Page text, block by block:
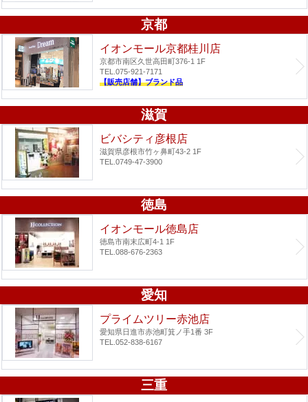
京都
イオンモール京都桂川店
京都市南区久世高田町376-1 1F
TEL.075-921-7171
【販売店舗】ブランド品
滋賀
ビバシティ彦根店
滋賀県彦根市竹ヶ鼻町43-2 1F
TEL.0749-47-3900
徳島
イオンモール徳島店
徳島市南末広町4-1 1F
TEL.088-676-2363
愛知
プライムツリー赤池店
愛知県日進市赤池町箕ノ手1番 3F
TEL.052-838-6167
三重